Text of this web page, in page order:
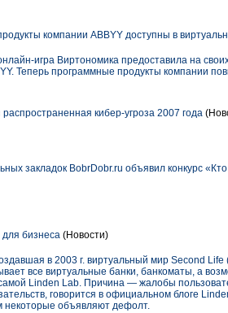
компании ABBYY доступны в
игра Виртономика предоставила на
Теперь программные продукты компании
кибер-угроза 2007 года
закладок BobrDobr.ru объявил конкурс
бизнеса (Новости)
в 2003 г. виртуальный мир Second
все виртуальные банки, банкоматы, а
Linden Lab. Причина — жалобы
говорится в официальном блоге
некоторые объявляют дефолт.